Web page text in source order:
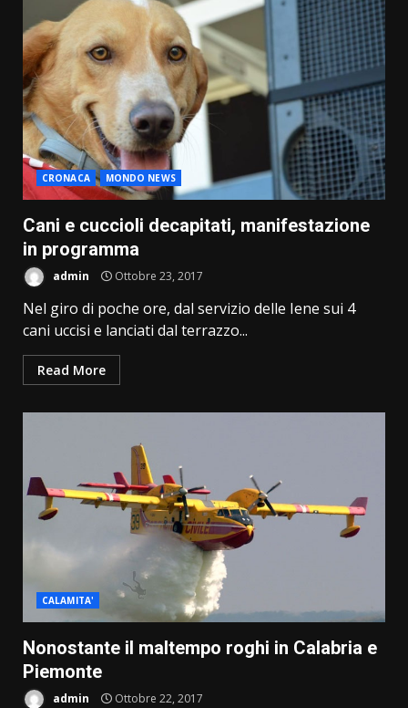
CRONACA MONDO NEWS
Cani e cuccioli decapitati, manifestazione
in programma
admin Ottobre 23, 2017
Nel giro di poche ore, dal servizio delle Iene sui 4
cani uccisi e lanciati dal terrazzo...
Read More
CALAMITA'
Nonostante il maltempo roghi in Calabria e
Piemonte
admin Ottobre 22, 2017